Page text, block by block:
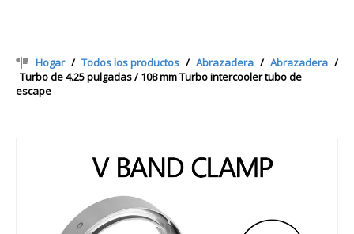
Hogar / Todos los productos / Abrazadera / Abrazadera /
Turbo de 4.25 pulgadas / 108 mm Turbo intercooler tubo de
escape